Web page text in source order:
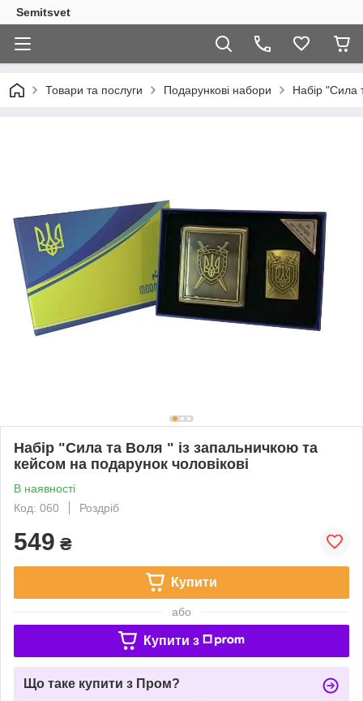
Semitsvet
Товари та послуги Подарункові набори Набір "Сила
Набір "Сила та Воля " із запальничкою та
кейсом на подарунок чоловікові
В наявності
Код: 060
Роздріб
549 ₴
Купити
або
Купити з
Що таке купити з Пром?